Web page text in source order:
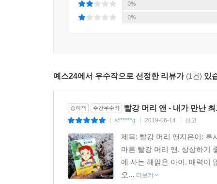
“프린스에드워드 섬은 세상에서 가장 아름다운
“코딜리어라고 불러 주시겠어요? ... 아뇨, 제 진
이름은 하나도 낭만적이지 않단 말이에요. ... 절
있어 보이거든요.”
앤은 6월의 아침을 물끄러미 바라봤다. 아, 정말
있는데, 무척 가까워서 벚나무 가지가 집을 톡톡
집 옆은 사과나무 과수원이었고, 다른 한쪽은 벚
0%
0%
예스24에서 우수작으로 선정한 리뷰가 (1건) 있
종이책 주간우수작 빨강 머리 앤 - 내가 만난
s******g 2019-06-14 신고
제목: 빨강 머리 앤지은이: 루
마른 빨강 머리 앤. 상상하기
에 사는 해맑은 아이. 매력이
오... 더보기